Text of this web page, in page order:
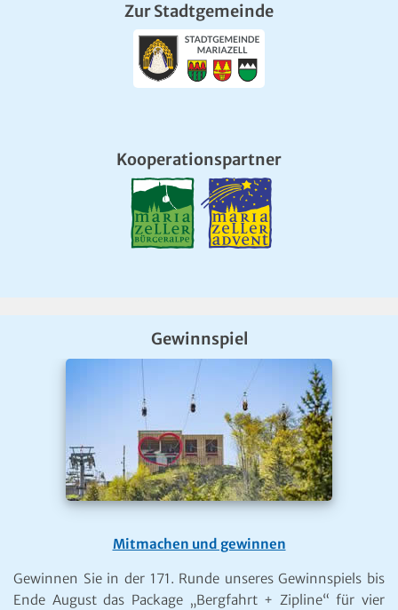
Zur Stadtgemeinde
Kooperationspartner
Gewinnspiel
Mitmachen und gewinnen
Gewinnen Sie in der 171. Runde unseres Gewinnspiels bis
Ende August das Package „Bergfahrt + Zipline“ für vier